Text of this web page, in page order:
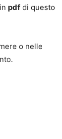
pdf di questo
o nelle